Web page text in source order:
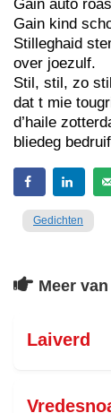
Gain auto
Gain kind
Stilleghaid
over joezulf.
Stil, stil, zo stil
dat t mie
d’haile
bliedeg
Gedichten
Meer
Laiverd